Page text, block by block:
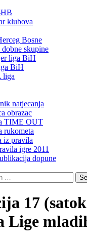
klubova
Bosne
skupine
liga BiH
BiH
liga
natjecanja
obrazac
TIME OUT
rukometa
iz pravila
igre 2011
dopune
17
Lige